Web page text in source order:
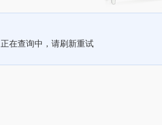
正在查询中，请刷新重试